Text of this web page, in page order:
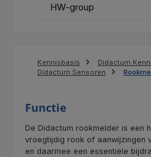
HW-group
Kennisbasis
Didactum
Didactum Sensoren
Functie
De Didactum rookmelder is een
vroegtijdig rook of aanwijzingen
en daarmee een essentiële